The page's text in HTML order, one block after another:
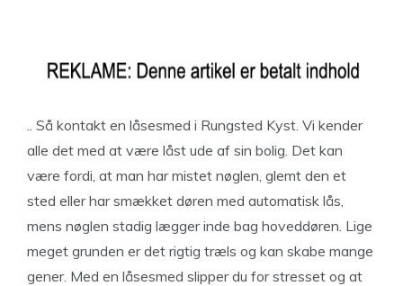
.. Så kontakt en låsesmed i Rungsted Kyst. Vi kender
alle det med at være låst ude af sin bolig. Det kan
være fordi, at man har mistet nøglen, glemt den et
sted eller har smækket døren med automatisk lås,
mens nøglen stadig lægger inde bag hoveddøren. Lige
meget grunden er det rigtig træls og kan skabe mange
gener. Med en låsesmed slipper du for stresset og at